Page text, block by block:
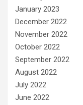
January 2023
December 2022
November 2022
October 2022
September 2022
August 2022
July 2022
June 2022